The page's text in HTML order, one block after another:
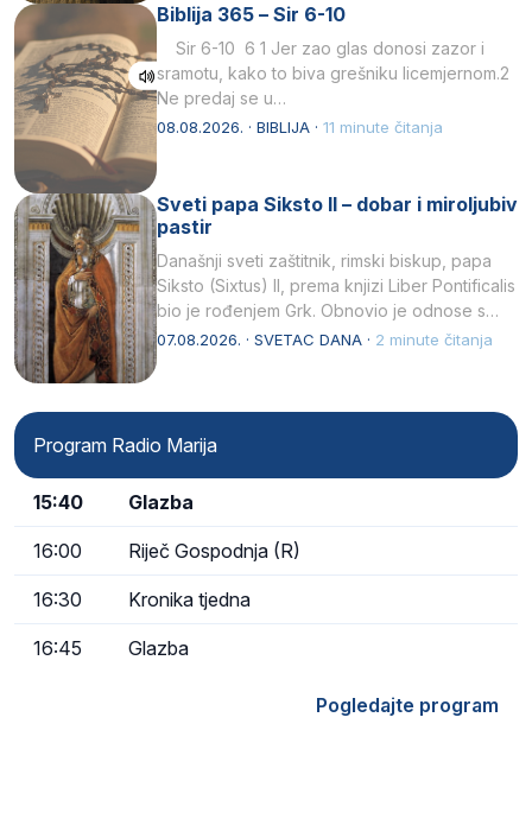
Biblija 365 – Sir 6-10
Sir 6-10 6 1 Jer zao glas donosi zazor i
sramotu, kako to biva grešniku licemjernom.2
Ne predaj se u…
08.08.2026. · BIBLIJA · 11 minute čitanja
Sveti papa Siksto II – dobar i miroljubiv
pastir
Današnji sveti zaštitnik, rimski biskup, papa
Siksto (Sixtus) II, prema knjizi Liber Pontificalis
bio je rođenjem Grk. Obnovio je odnose s
afričkim…
07.08.2026. · SVETAC DANA · 2 minute čitanja
Program Radio Marija
15:40 Glazba
16:00 Riječ Gospodnja (R)
16:30 Kronika tjedna
16:45 Glazba
Pogledajte program